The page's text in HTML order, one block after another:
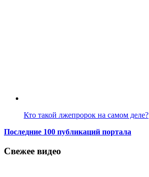
Кто такой лжепророк на самом деле?
Последние 100 публикаций портала
Свежее видео